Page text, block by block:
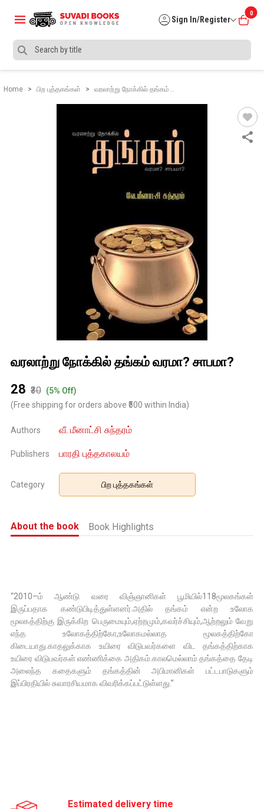
Sign In/Register
0
Home பிற புத்தகங்கள் வரலாற்று நோக்கில் தங்கம்…
வரலாற்று நோக்கில் தங்கம் வரமா? சாபமா?
₹28 ₹30 (5% Off)
(Free shipping for orders above ₹500 within India)
Authors வீ. மீனாட்சி சுந்தரம்
Publishers பாரதி புத்தகாலயம்
Category பிற புத்தகங்கள்
About the book Book Highlights
“2010–ம் ஆண்டு வரை விஞ்ஞானிகள் பூமியில்118மூலகங்கள்
இருப்பதாக கண்டுபிடித்துள்ளனர்.அதில் தங்கம் என்ற உலோக
மூலகத்திற்கு இருக்கிற பெருமையும்,ஏற்றமும்,கவர்ச்சியும்,ஆற்றலும் வேறு
எந்த உலோகத்திற்கோ,உலோகமல்லாத மூலகத்திற்கோ
கிடையாது.காதலுக்காக உயிரை விடுபவர்களை விட தங்கத்திற்காக
உயிரை விடுபவர்கள் எண்ணிக்கை அதிகம்.காலமெல்லாம் தங்கத்தை தேடி
அலைந்த கதைகளும் தங்கத்தின் அபிமானிகள் பட்டபாடுகளும்
இப்பிரதியில் சுவாரசியமாக விவரிக்கப்பட்டுள்ளது.”
Estimated delivery time